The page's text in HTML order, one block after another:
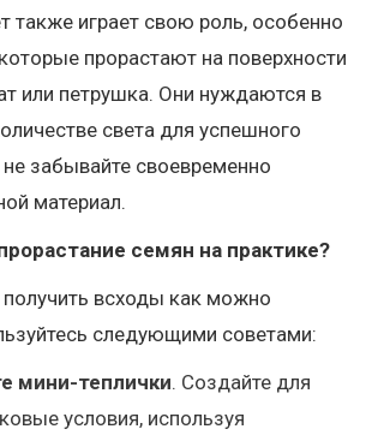
также играет свою роль, особенно
прорастают на поверхности
или петрушка. Они нуждаются в
света для успешного
не забывайте своевременно
материал.
семян на практике?
получить всходы как можно
следующими советами:
мини-теплички. Создайте для
условия, используя